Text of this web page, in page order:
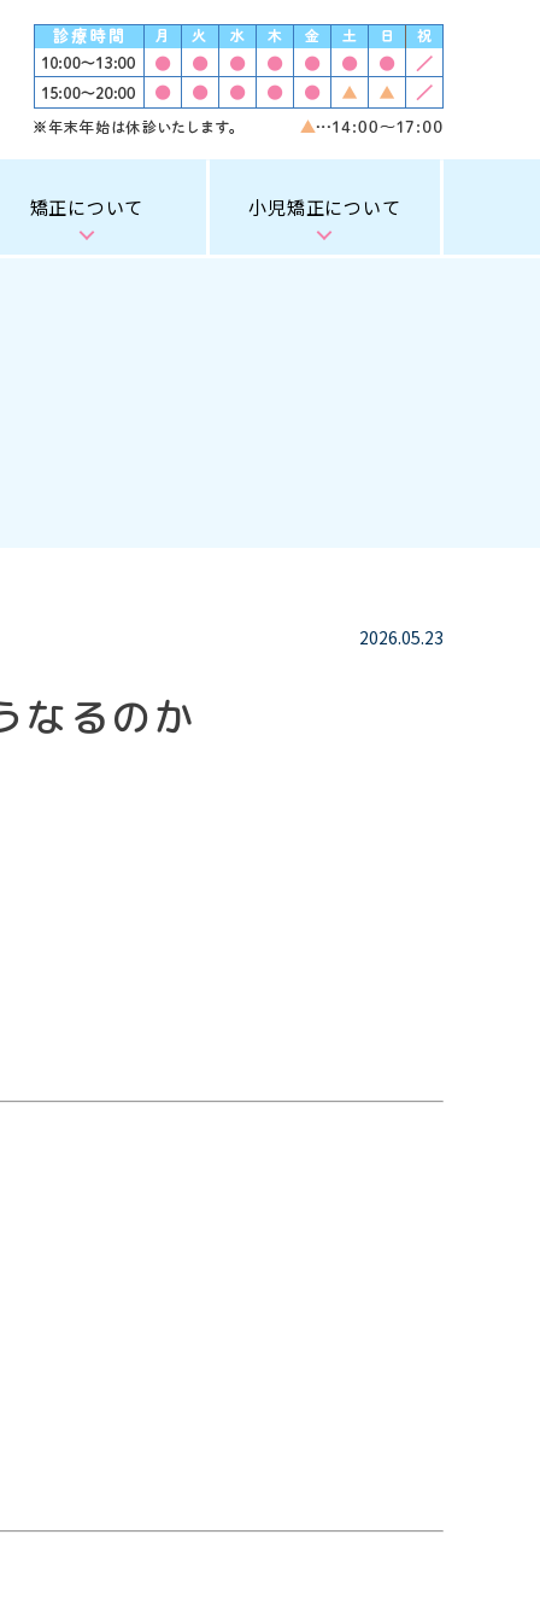
矯正について 小児矯正について
2026.05.23
なるのか